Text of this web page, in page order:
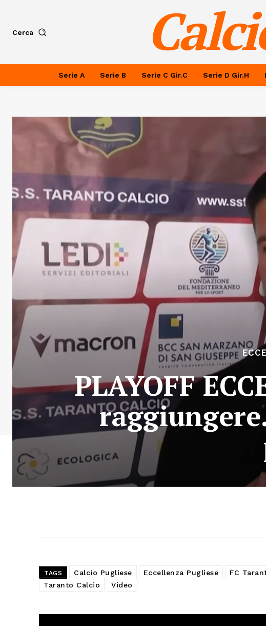
Cerca
Serie A Serie B Serie C Gir.C Serie D Gir.H
PLAYOFF
TAGS Calcio Pugliese Eccellenza Pugliese FC
Taranto Calcio
Video